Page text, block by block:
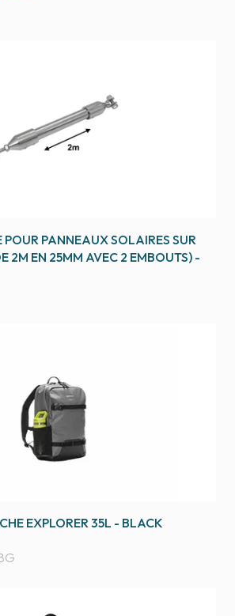
PANNEAUX SOLAIRES SUR
2M EN 25MM AVEC 2 EMBOUTS) -
EXPLORER 35L - BLACK